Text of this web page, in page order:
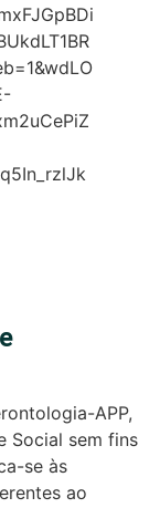
APP,
Social sem fins
se às
ao